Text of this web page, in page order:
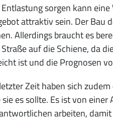
sorgen kann
attraktiv sein. Der Bau
Allerdings braucht es
auf die Schiene, da
ist und die Prognosen
Zeit haben sich
es sollte. Es ist von
arbeiten,